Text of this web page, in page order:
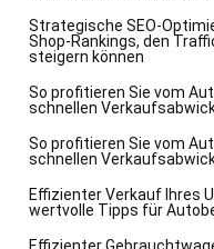
Strategische SEO-
Shop-Rankings, den
steigern können
So profitieren Sie vom
schnellen
So profitieren Sie vom
schnellen
Effizienter Verkauf Ihres
wertvolle Tipps für